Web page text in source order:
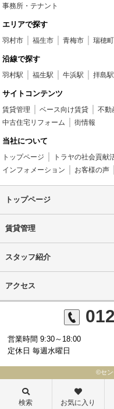
事務所・テナント
エリアで探す
羽村市 福生市 青梅市 瑞穂町
沿線で探す
羽村駅 福生駅 牛浜駅 拝島駅
サイトコンテンツ
賃貸管理 ベース向け賃貸 不動
中古住宅リフォーム
街情報
当社について
トップページ トラヤの社会貢献
インフォメーション
お客様の声
トップページ
賃貸管理
スタッフ紹介
アクセス
営業時間 9:30～18:00
定休日 毎週水曜日
©セン
検索 お気に入り